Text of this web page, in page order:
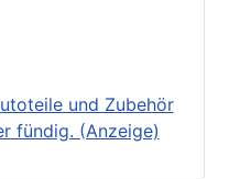
und Zubehör
fündig. (Anzeige)